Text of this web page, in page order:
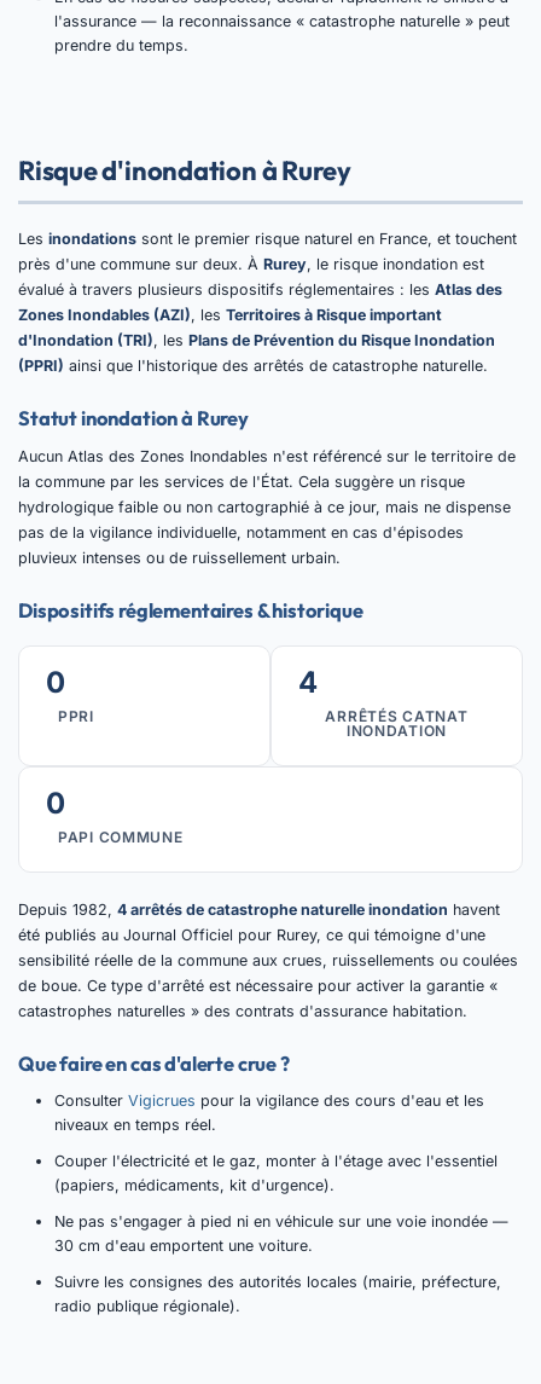
l'assurance — la reconnaissance « catastrophe naturelle » peut
prendre du temps.
Risque d'inondation à Rurey
Les inondations sont le premier risque naturel en France, et touchent
près d'une commune sur deux. À Rurey, le risque inondation est
évalué à travers plusieurs dispositifs réglementaires : les Atlas des
Zones Inondables (AZI), les Territoires à Risque important
d'Inondation (TRI), les Plans de Prévention du Risque Inondation
(PPRI) ainsi que l'historique des arrêtés de catastrophe naturelle.
Statut inondation à Rurey
Aucun Atlas des Zones Inondables n'est référencé sur le territoire de
la commune par les services de l'État. Cela suggère un risque
hydrologique faible ou non cartographié à ce jour, mais ne dispense
pas de la vigilance individuelle, notamment en cas d'épisodes
pluvieux intenses ou de ruissellement urbain.
Dispositifs réglementaires & historique
0
PPRI
4
ARRÊTÉS CATNAT
INONDATION
0
PAPI COMMUNE
Depuis 1982, 4 arrêtés de catastrophe naturelle inondation havent
été publiés au Journal Officiel pour Rurey, ce qui témoigne d'une
sensibilité réelle de la commune aux crues, ruissellements ou coulées
de boue. Ce type d'arrêté est nécessaire pour activer la garantie «
catastrophes naturelles » des contrats d'assurance habitation.
Que faire en cas d'alerte crue ?
Consulter Vigicrues pour la vigilance des cours d'eau et les
niveaux en temps réel.
Couper l'électricité et le gaz, monter à l'étage avec l'essentiel
(papiers, médicaments, kit d'urgence).
Ne pas s'engager à pied ni en véhicule sur une voie inondée —
30 cm d'eau emportent une voiture.
Suivre les consignes des autorités locales (mairie, préfecture,
radio publique régionale).